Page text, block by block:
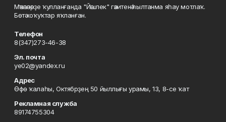
Мәҡәләләрҙе ҡулланғанда "Йәшлек" гәзитенә һылтанма яһау мотлаҡ.
Бөтә хоҡуҡтар яҡланған.
Телефон
8(347)273-46-38
Эл. почта
ye02@yandex.ru
Адрес
Өфө ҡалаһы, Октябрҙең 50 йыллығы урамы, 13, 8-се ҡат
Рекламная служба
89174755304